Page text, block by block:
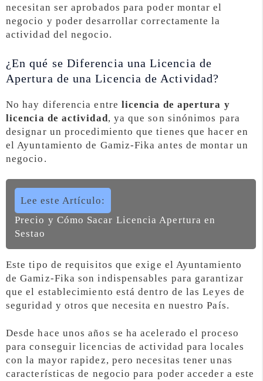
necesitan ser aprobados para poder montar el
negocio y poder desarrollar correctamente la
actividad del negocio.
¿En qué se Diferencia una Licencia de
Apertura de una Licencia de Actividad?
No hay diferencia entre licencia de apertura y
licencia de actividad, ya que son sinónimos para
designar un procedimiento que tienes que hacer en
el Ayuntamiento de Gamiz-Fika antes de montar un
negocio.
Lee este Artículo:
Precio y Cómo Sacar Licencia Apertura en
Sestao
Este tipo de requisitos que exige el Ayuntamiento
de Gamiz-Fika son indispensables para garantizar
que el establecimiento está dentro de las Leyes de
seguridad y otros que necesita en nuestro País.
Desde hace unos años se ha acelerado el proceso
para conseguir licencias de actividad para locales
con la mayor rapidez, pero necesitas tener unas
características de negocio para poder acceder a este